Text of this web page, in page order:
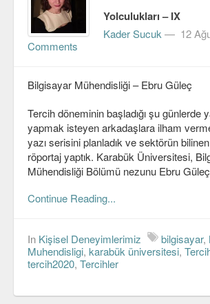
Yolculukları – IX
Kader Sucuk — 12
Comments
Bilgisayar Mühendisliği – Ebru Güleç
Tercih döneminin başladığı şu günlerde
yapmak isteyen arkadaşlara ilham
yazı serisini planladık ve sektörün
röportaj yaptık. Karabük Üniversitesi,
Mühendisliği Bölümü nezunu Ebru
Continue Reading...
In Kişisel Deneyimlerimiz bilgisayar,
Muhendisligi, karabük üniversitesi,
tercih2020, Tercihler